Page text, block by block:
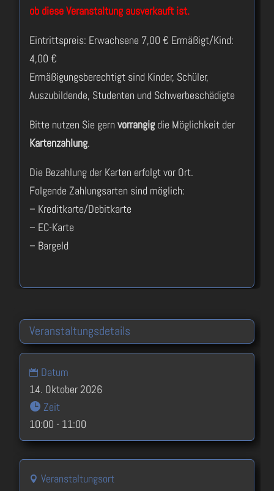
ob diese Veranstaltung ausverkauft ist.
Eintrittspreis: Erwachsene 7,00 € Ermäßigt/Kind:
4,00 €
Ermäßigungsberechtigt sind Kinder, Schüler,
Auszubildende, Studenten und Schwerbeschädigte
Bitte nutzen Sie gernvorrangig die Möglichkeit der
Kartenzahlung.
Die Bezahlung der Karten erfolgt vor Ort.
Folgende Zahlungsarten sind möglich:
– Kreditkarte/Debitkarte
– EC-Karte
– Bargeld
Veranstaltungsdetails
Datum
14. Oktober 2026
Zeit
10:00 - 11:00
Veranstaltungsort